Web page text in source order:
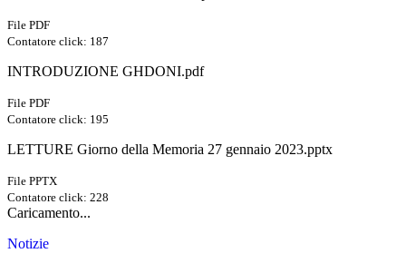
File PDF
Contatore click: 187
INTRODUZIONE GHDONI.pdf
File PDF
Contatore click: 195
LETTURE Giorno della Memoria 27 gennaio 2023.pptx
File PPTX
Contatore click: 228
Caricamento...
Notizie